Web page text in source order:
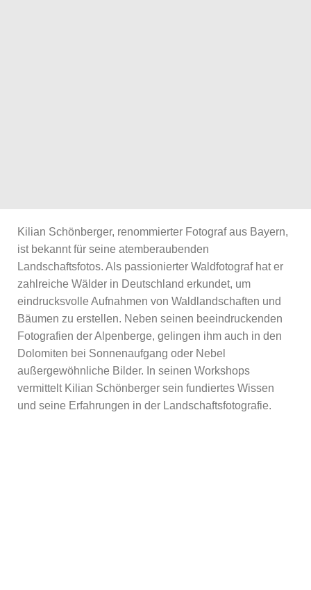
Kilian Schönberger, renommierter Fotograf aus Bayern,
ist bekannt für seine atemberaubenden
Landschaftsfotos. Als passionierter Waldfotograf hat er
zahlreiche Wälder in Deutschland erkundet, um
eindrucksvolle Aufnahmen von Waldlandschaften und
Bäumen zu erstellen. Neben seinen beeindruckenden
Fotografien der Alpenberge, gelingen ihm auch in den
Dolomiten bei Sonnenaufgang oder Nebel
außergewöhnliche Bilder. In seinen Workshops
vermittelt Kilian Schönberger sein fundiertes Wissen
und seine Erfahrungen in der Landschaftsfotografie.